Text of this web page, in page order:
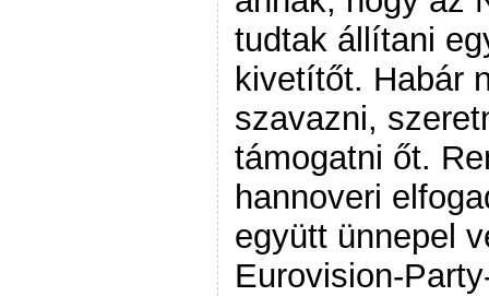
tudtak állítani
kivetítőt. Habár
szavazni,
támogatni őt.
hannoveri
együtt ünnepel
Eurovision-